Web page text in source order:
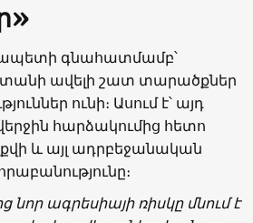
գնահատմամբ՝
ավելի շատ տարածքներ
ունի։ Ասում է՝ այդ
հարձակումից հետո
և այլ ադրբեջանական
նոր ագրեսիայի ռիսկը մնում է